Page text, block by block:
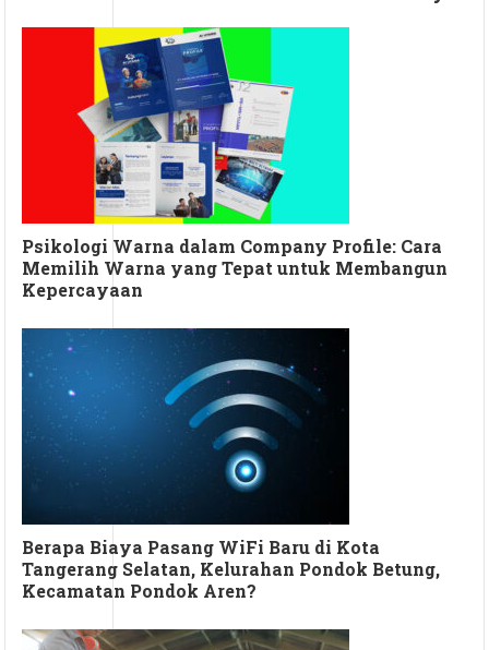
Psikologi Warna dalam Company Profile: Cara
Memilih Warna yang Tepat untuk Membangun
Kepercayaan
Berapa Biaya Pasang WiFi Baru di Kota
Tangerang Selatan, Kelurahan Pondok Betung,
Kecamatan Pondok Aren?